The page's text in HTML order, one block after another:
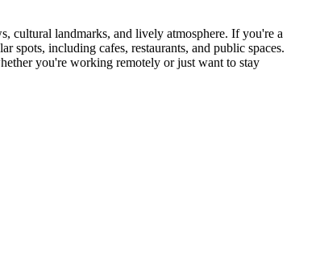
cultural landmarks, and lively atmosphere. If you're a
spots, including cafes, restaurants, and public spaces.
you're working remotely or just want to stay